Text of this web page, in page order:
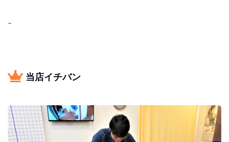
-
当店イチバン